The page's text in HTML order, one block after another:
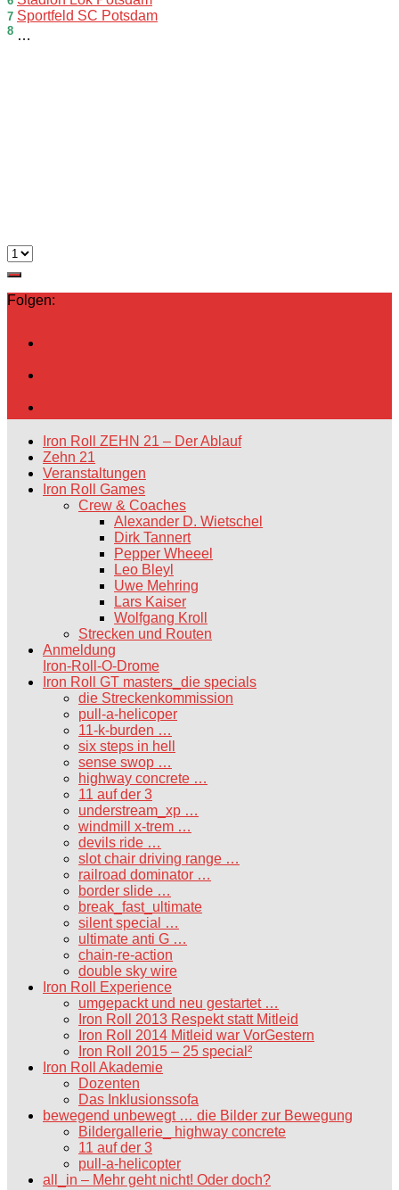
7 Sportfeld SC Potsdam
8 …
Folgen:
Iron Roll ZEHN 21 – Der Ablauf
Zehn 21
Veranstaltungen
Iron Roll Games
Crew & Coaches
Alexander D. Wietschel
Dirk Tannert
Pepper Wheeel
Leo Bleyl
Uwe Mehring
Lars Kaiser
Wolfgang Kroll
Strecken und Routen
Anmeldung
Iron-Roll-O-Drome
Iron Roll GT masters_die specials
die Streckenkommission
pull-a-helicoper
11-k-burden …
six steps in hell
sense swop …
highway concrete …
11 auf der 3
understream_xp …
windmill x-trem …
devils ride …
slot chair driving range …
railroad dominator …
border slide …
break_fast_ultimate
silent special …
ultimate anti G …
chain-re-action
double sky wire
Iron Roll Experience
umgepackt und neu gestartet …
Iron Roll 2013 Respekt statt Mitleid
Iron Roll 2014 Mitleid war VorGestern
Iron Roll 2015 – 25 special²
Iron Roll Akademie
Dozenten
Das Inklusionssofa
bewegend unbewegt … die Bilder zur Bewegung
Bildergallerie_ highway concrete
11 auf der 3
pull-a-helicopter
all_in – Mehr geht nicht! Oder doch?